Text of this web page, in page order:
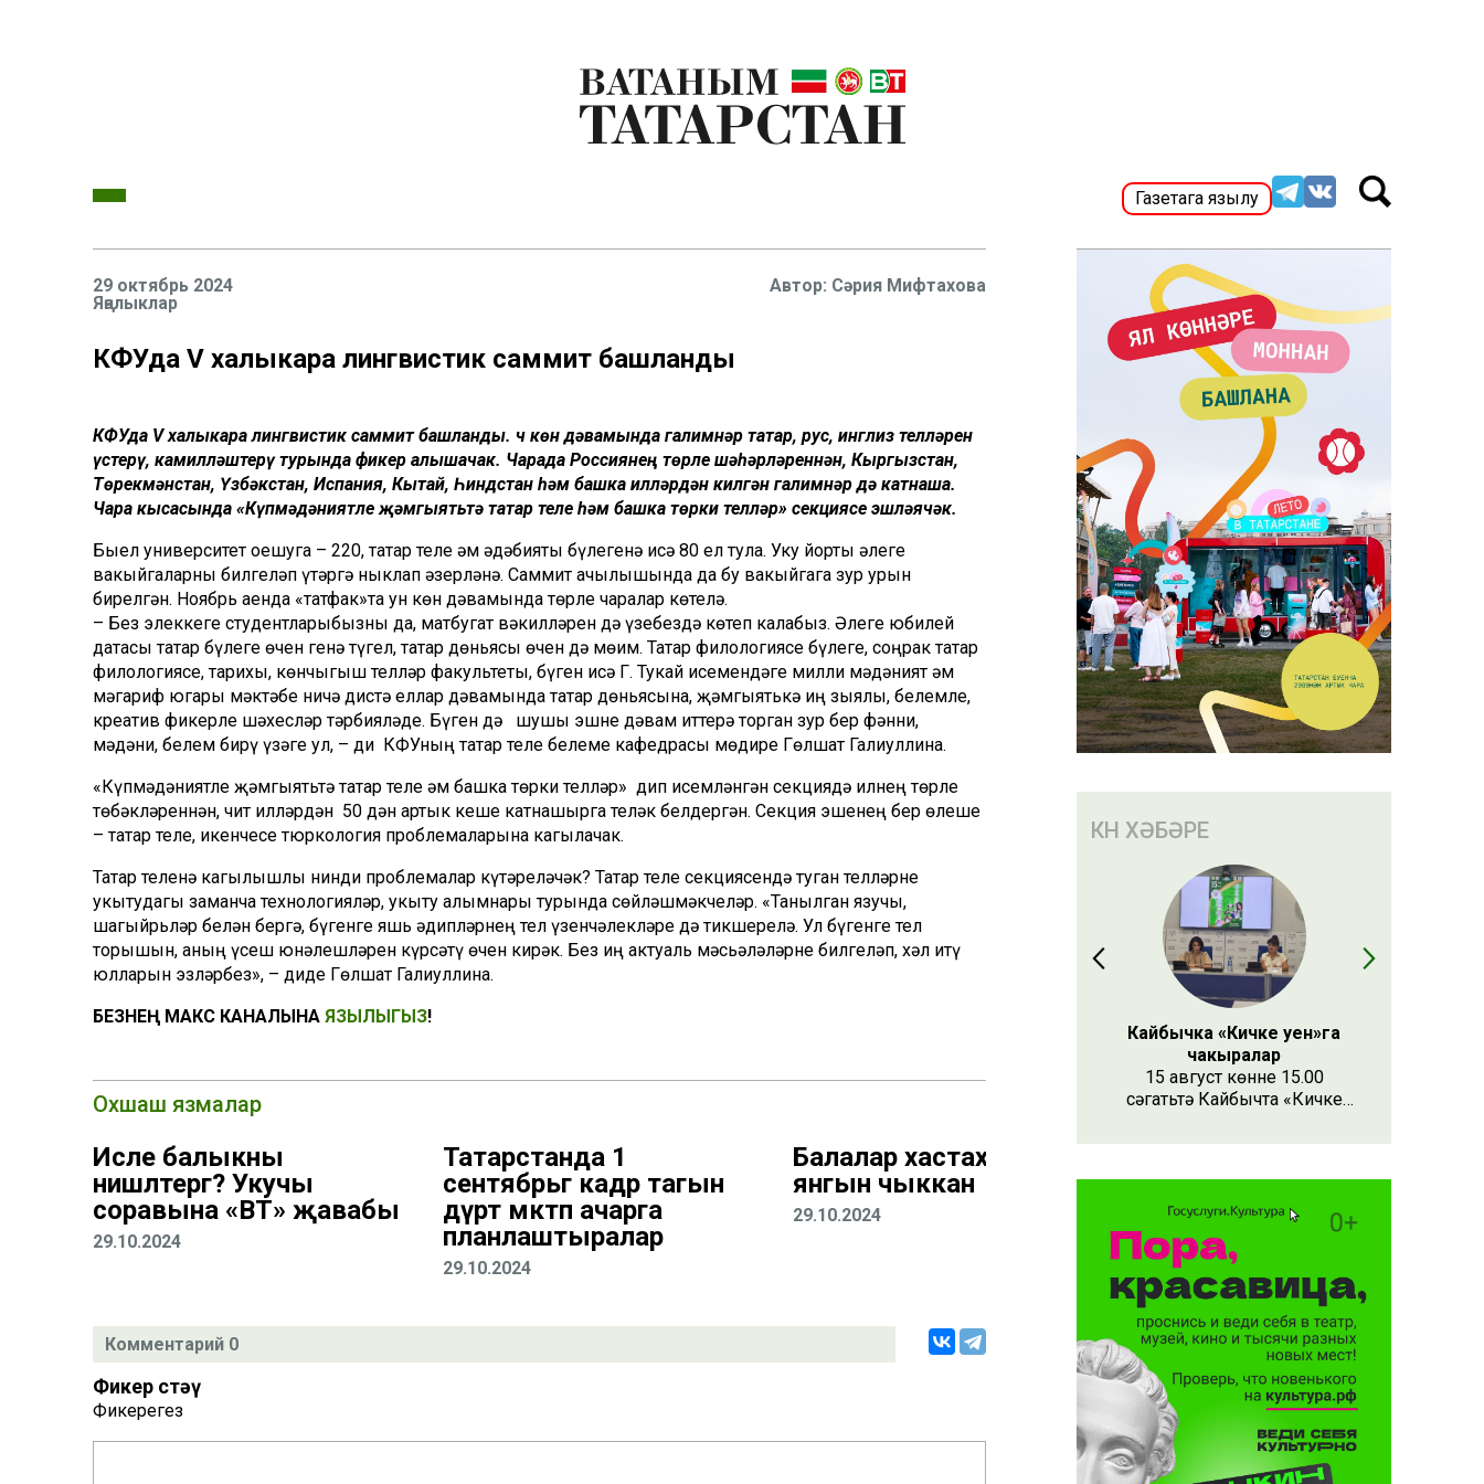
Газетага язылу
29 октябрь 2024
Яңалыклар
Сәрия Мифтахова
КФУда V халыкара лингвистик саммит башланды
КФУда V халыкара лингвистик саммит башланды. Өч көн дәвамында галимнәр татар, рус, инглиз телләрен
үстерү, камилләштерү турында фикер алышачак. Чарада Россиянең төрле шәһәрләреннән, Кыргызстан,
Төрекмәнстан, Үзбәкстан, Испания, Кытай, Һиндстан һәм башка илләрдән килгән галимнәр дә катнаша.
Чара кысасында «Күпмәдәниятле җәмгыятьтә татар теле һәм башка төрки телләр» секциясе эшләячәк.
Быел университет оешуга – 220, татар теле һәм әдәбияты бүлегенә исә 80 ел тула. Уку йорты әлеге
вакыйгаларны билгеләп үтәргә ныклап әзерләнә. Саммит ачылышында да бу вакыйгага зур урын
бирелгән. Ноябрь аенда «татфак»та ун көн дәвамында төрле чаралар көтелә.
– Без элеккеге студентларыбызны да, матбугат вәкилләрен дә үзебездә көтеп калабыз. Әлеге юбилей
датасы татар бүлеге өчен генә түгел, татар дөньясы өчен дә мөһим. Татар филологиясе бүлеге, соңрак татар
филологиясе, тарихы, көнчыгыш телләр факультеты, бүген исә Г. Тукай исемендәге милли мәдәният һәм
мәгариф югары мәктәбе ничә дистә еллар дәвамында татар дөньясына, җәмгыятькә иң зыялы, белемле,
креатив фикерле шәхесләр тәрбияләде. Бүген дә шушы эшне дәвам иттерә торган зур бер фәнни,
мәдәни, белем бирү үзәге ул, – ди КФУның татар теле белеме кафедрасы мөдире Гөлшат Галиуллина.
«Күпмәдәниятле җәмгыятьтә татар теле һәм башка төрки телләр» дип исемләнгән секциядә илнең төрле
төбәкләреннән, чит илләрдән 50 дән артык кеше катнашырга теләк белдергән. Секция эшенең бер өлеше
– татар теле, икенчесе тюркология проблемаларына кагылачак.
Татар теленә кагылышлы нинди проблемалар күтәреләчәк? Татар теле секциясендә туган телләрне
укытудагы заманча технологияләр, укыту алымнары турында сөйләшмәкчеләр. «Танылган язучы,
шагыйрьләр белән бергә, бүгенге яшь әдипләрнең тел үзенчәлекләре дә тикшерелә. Ул бүгенге тел
торышын, аның үсеш юнәлешләрен күрсәтү өчен кирәк. Без иң актуаль мәсьәләләрне билгеләп, хәл итү
юлларын эзләрбез», – диде Гөлшат Галиуллина.
БЕЗНЕҢ МАКС КАНАЛЫНА ЯЗЫЛЫГЫЗ!
Охшаш язмалар
Исле балыкны
нишләтергә? Укучы
соравына «ВТ» җавабы
29.10.2024
Татарстанда 1
сентябрьгә кадәр тагын
дүрт мәктәп ачарга
планлаштыралар
29.10.2024
Балалар хастаханәсендә
янгын чыккан
29.10.2024
Комментарий 0
Фикер өстәү
Фикерегез
КӨН ХӘБӘРЕ
Кайбычка «Кичке уен»га
чакыралар
15 август көнне 15.00
сәгатьтә Кайбычта «Кичке
узачак. Анда республиканың
күрше Чувашия, Мари Эл
республикаларыннан иҗат
коллективлары катнаша.